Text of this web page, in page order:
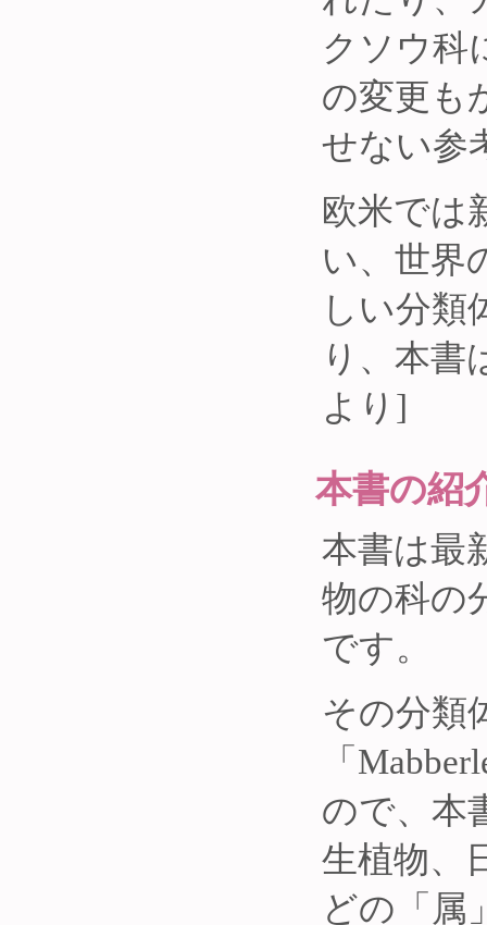
クソウ科
の変更も
せない参
欧米では
い、世界
しい分類
り、本書
より]
本書の紹
本書は最
物の科の
です。
その分類
「
ので、本
生植物、
どの「属